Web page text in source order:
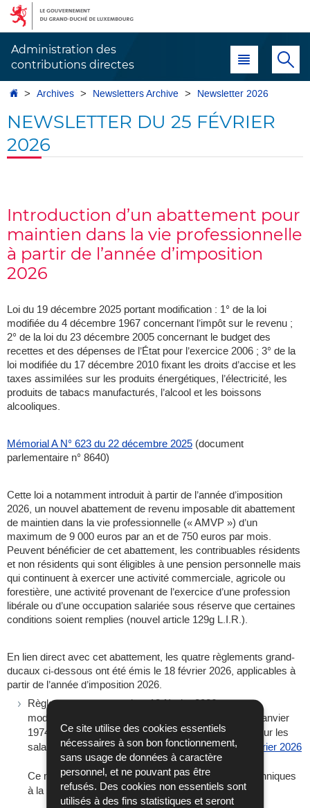
Ce site utilise des cookies essentiels
nécessaires à son bon fonctionnement,
sans usage de données à caractère
personnel, et ne pouvant pas être
refusés. Des cookies non essentiels sont
utilisés à des fins statistiques et seront
Aller
navigation
Aller
au
Administration des
contributions directes
Menu principal
AccueilArchives Newsletters Archive Newsletter 2026
NEWSLETTER DU 25 FÉVRIER
2026
Introduction d’un abattement pour
maintien dans la vie professionnelle
à partir de l’année d’imposition
2026
Loi du 19 décembre 2025 portant modification : 1° de la loi
modifiée du 4 décembre 1967 concernant l’impôt sur le revenu ;
2° de la loi du 23 décembre 2005 concernant le budget des
recettes et des dépenses de l’État pour l’exercice 2006 ; 3° de la
loi modifiée du 17 décembre 2010 fixant les droits d’accise et les
taxes assimilées sur les produits énergétiques, l’électricité, les
produits de tabacs manufacturés, l’alcool et les boissons
alcooliques.
Mémorial A N° 623 du 22 décembre 2025 (document
parlementaire n° 8640)
Cette loi a notamment introduit à partir de l’année d’imposition
2026, un nouvel abattement de revenu imposable dit abattement
de maintien dans la vie professionnelle (« AMVP ») d’un
maximum de 9 000 euros par an et de 750 euros par mois.
Peuvent bénéficier de cet abattement, les contribuables résidents
et non résidents qui sont éligibles à une pension personnelle mais
qui continuent à exercer une activité commerciale, agricole ou
forestière, une activité provenant de l’exercice d’une profession
libérale ou d’une occupation salariée sous réserve que certaines
conditions soient remplies (nouvel article 129g L.I.R.).
En lien direct avec cet abattement, les quatre règlements grand-
ducaux ci-dessous ont été émis le 18 février 2026, applicables à
partir de l’année d’imposition 2026.
Règlement grand-ducal du 13 février 2026 portant
modification du règlement grand-ducal modifié du 9 janvier
1974 relatif à la détermination de la retenue d’impôt sur les
salaires et les pensions.Mémorial A N° 69 du 18 février 2026
Ce règlement concerné apporte des adaptations techniques
à la suite de l’introduction de l'AVMP.